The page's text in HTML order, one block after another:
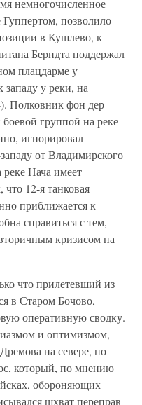
немногочисленное
Гуппертом, позволило
в Кушлево, к
Берндта поддержал
плацдарме у
у реки, на
Полковник фон дер
группой на реке
игнорировал
от Владимирского
Нача имеет
12-я танковая
приближается к
справиться с тем,
кризисом на
что прилетевший из
в Старом Бочово,
оперативную сводку.
и оптимизмом,
на севере, по
который, по мнению
обороняющих
шхват переправ